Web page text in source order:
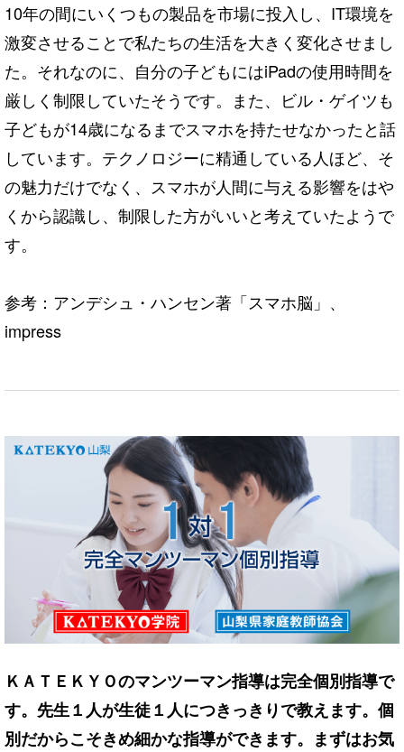
10年の間にいくつもの製品を市場に投入し、IT環境を
激変させることで私たちの生活を大きく変化させまし
た。それなのに、自分の子どもにはiPadの使用時間を
厳しく制限していたそうです。また、ビル・ゲイツも
子どもが14歳になるまでスマホを持たせなかったと話
しています。テクノロジーに精通している人ほど、そ
の魅力だけでなく、スマホが人間に与える影響をはや
くから認識し、制限した方がいいと考えていたようで
す。
参考：アンデシュ・ハンセン著「スマホ脳」、
impress
ＫＡＴＥＫＹＯのマンツーマン指導は完全個別指導で
す。先生１人が生徒１人につきっきりで教えます。個
別だからこそきめ細かな指導ができます。まずはお気